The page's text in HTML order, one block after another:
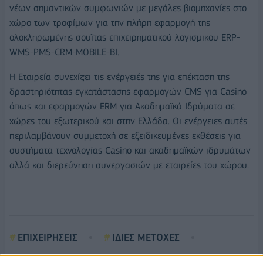
νέων σημαντικών συμφωνιών με μεγάλες βιομηχανίες στο
χώρο των τροφίμων για την πλήρη εφαρμογή της
ολοκληρωμένης σουϊτας επιχειρηματικού λογισμικου ERP-
WMS-PMS-CRM-MOBILE-BI.
Η Εταιρεία συνεχίζει τις ενέργειές της για επέκταση της
δραστηριότητας εγκατάστασης εφαρμογών CMS για Casino
όπως και εφαρμογών ERM για Ακαδημαϊκά Ιδρύματα σε
χώρες του εξωτερικού και στην Ελλάδα. Οι ενέργειες αυτές
περιλαμβάνουν συμμετοχή σε εξειδικευμένες εκθέσεις για
συστήματα τεχνολογίας Casino και ακαδημαϊκών ιδρυμάτων
αλλά και διερεύνηση συνεργασιών με εταιρείες του χώρου.
ΕΠΙΧΕΙΡΗΣΕΙΣ
ΙΔΙΕΣ ΜΕΤΟΧΕΣ